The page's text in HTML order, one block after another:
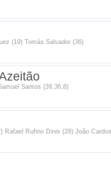
(19) Tomás Salvador (36)
Santos (39,36,8)
Rafael Rufino Dinis (28) João